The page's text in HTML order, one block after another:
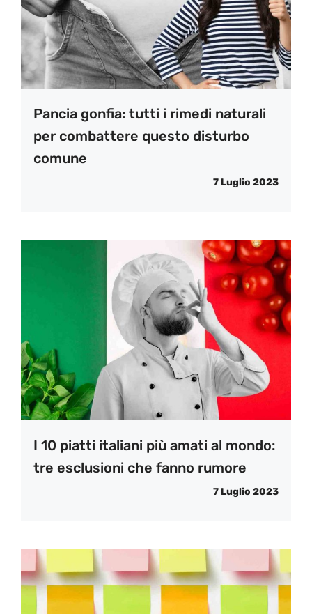
Pancia gonfia: tutti i rimedi naturali
per combattere questo disturbo
comune
7 Luglio 2023
I 10 piatti italiani più amati al mondo:
tre esclusioni che fanno rumore
7 Luglio 2023